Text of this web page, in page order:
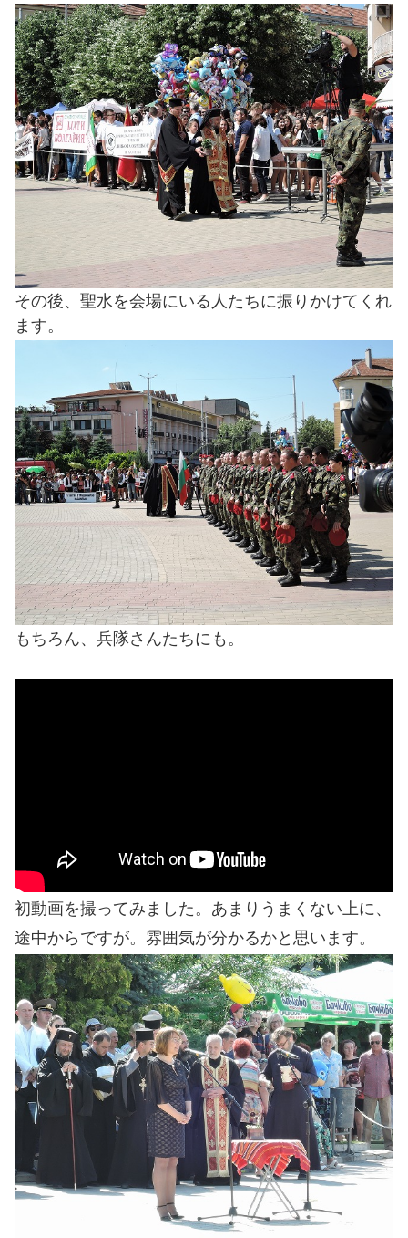
その後、聖水を会場にいる人たちに振りかけてくれ
ます。
もちろん、兵隊さんたちにも。
初動画を撮ってみました。あまりうまくない上に、
途中からですが。雰囲気が分かるかと思います。